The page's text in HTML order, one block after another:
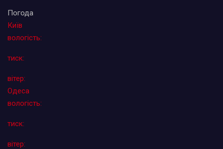
Погода
Київ
вологість:
тиск:
вітер:
Одеса
вологість:
тиск:
вітер: